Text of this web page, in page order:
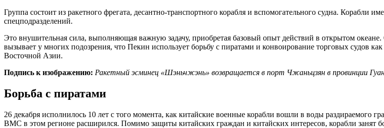
Группа состоит из ракетного фрегата, десантно-транспортного корабля и вспомогательного судна. Корабли
спецподразделений.
Это внушительная сила, выполняющая важную задачу, приобретая базовый опыт действий в открытом
вызывает у многих подозрения, что Пекин использует борьбу с пиратами и конвоирование торговых судов
Восточной Азии.
Подпись к изображению: Ракетный эсминец «Шэньчжэнь» возвращается в порт Чжаньцзян в провинции
Борьба с пиратами
26 декабря исполнилось 10 лет с того момента, как китайские военные корабли вошли в воды раздираемого
ВМС в этом регионе расширился. Помимо защиты китайских граждан и китайских интересов, корабли занят